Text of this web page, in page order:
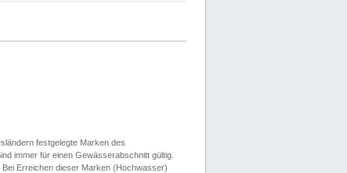
festgelegte Marken des
immer für einen Gewässerabschnitt gültig.
Erreichen dieser Marken (Hochwasser)